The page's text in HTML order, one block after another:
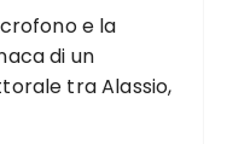
e la
di un
tra Alassio,